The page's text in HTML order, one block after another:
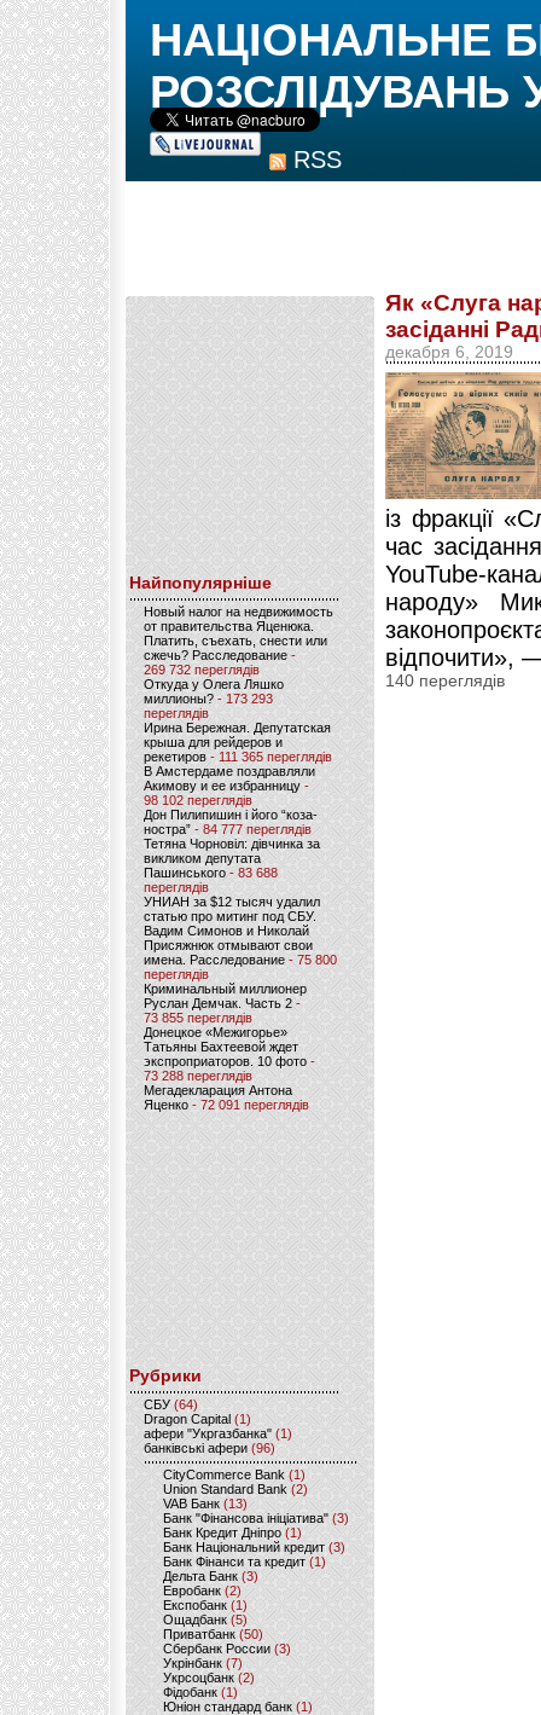
RSS
НАЦІОНАЛЬНЕ
РОЗСЛІДУВАНЬ
Найпопулярніше
Новый налог на недвижимость
от правительства Яценюка.
Платить, съехать, снести или
сжечь? Расследование-
269 732 переглядів
Откуда у Олега Ляшко
миллионы? - 173 293
переглядів
Ирина Бережная. Депутатская
крыша для рейдеров и
рекетиров - 111 365 переглядів
В Амстердаме поздравляли
Акимову и ее избранницу -
98 102 переглядів
Дон Пилипишин і його “коза-
ностра” - 84 777 переглядів
Тетяна Чорновіл: дівчинка за
викликом депутата
Пашинського- 83 688
переглядів
УНИАН за $12 тысяч удалил
статью про митинг под СБУ.
Вадим Симонов и Николай
Присяжнюк отмывают свои
имена. Расследование - 75 800
переглядів
Криминальный миллионер
Руслан Демчак. Часть 2-
73 855 переглядів
Донецкое «Межигорье»
Татьяны Бахтеевой ждет
экспроприаторов. 10 фото -
73 288 переглядів
Мегадекларация Антона
Яценко - 72 091 переглядів
Рубрики
CБУ (64)
Dragon Capital (1)
афери "Укргазбанка" (1)
банківські афери (96)
CityCommerce Bank (1)
Union Standard Bank (2)
VAB Банк (13)
Банк "Фінансова ініціатива" (3)
Банк Кредит Дніпро (1)
Банк Національний кредит (3)
Банк Фінанси та кредит (1)
Дельта Банк (3)
Евробанк(2)
Експобанк (1)
Ощадбанк(5)
Приватбанк (50)
Сбербанк России (3)
Укрінбанк(7)
Укрсоцбанк (2)
Фідобанк (1)
Юніон стандард банк(1)
Як «Слуга
засіданні
декабря 6, 2019
із фракції
час
YouTube-
народу»
відпочити»,
140 переглядів